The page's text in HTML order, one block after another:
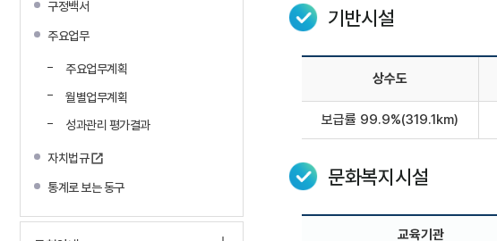
구정백서
주요업무
주요업무계획
월별업무계획
성과관리 평가결과
자치법규
통계로 보는 동구
기반시설
상수도
보급률 99.9%(319.1km)
문화복지시설
교육기관